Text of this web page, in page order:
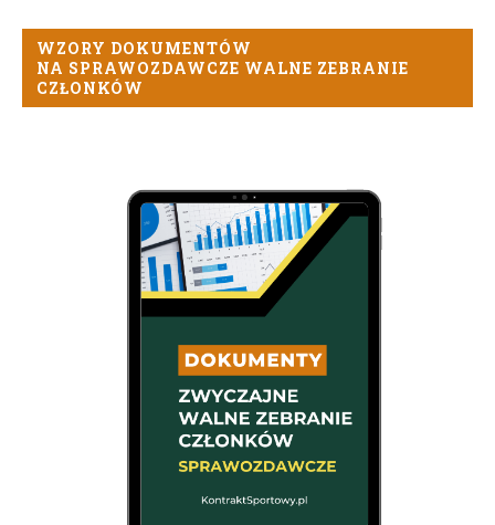
WZORY DOKUMENTÓW
NA SPRAWOZDAWCZE WALNE ZEBRANIE
CZŁONKÓW